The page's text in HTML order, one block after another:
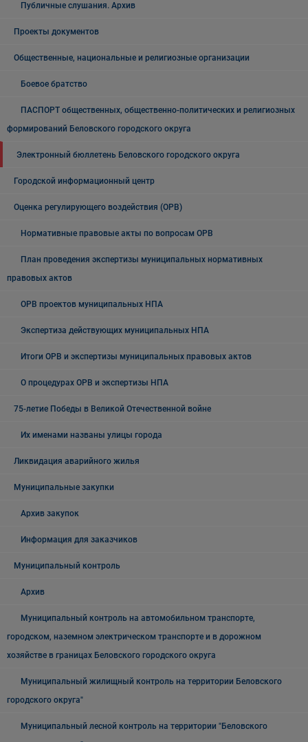
Публичные слушания. Архив
Проекты документов
Общественные, национальные и религиозные организации
Боевое братство
ПАСПОРТ общественных, общественно-политических и религиозных
формирований Беловского городского округа
Электронный бюллетень Беловского городского округа
Городской информационный центр
Оценка регулирующего воздействия (ОРВ)
Нормативные правовые акты по вопросам ОРВ
План проведения экспертизы муниципальных нормативных
правовых актов
ОРВ проектов муниципальных НПА
Экспертиза действующих муниципальных НПА
Итоги ОРВ и экспертизы муниципальных правовых актов
О процедурах ОРВ и экспертизы НПА
75-летие Победы в Великой Отечественной войне
Их именами названы улицы города
Ликвидация аварийного жилья
Муниципальные закупки
Архив закупок
Информация для заказчиков
Муниципальный контроль
Архив
Муниципальный контроль на автомобильном транспорте,
городском, наземном электрическом транспорте и в дорожном
хозяйстве в границах Беловского городского округа
Муниципальный жилищный контроль на территории Беловского
городского округа"
Муниципальный лесной контроль на территории "Беловского